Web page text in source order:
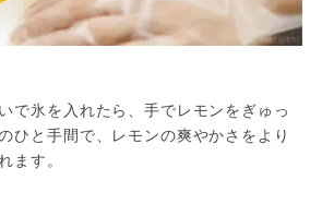
で氷を入れたら、手でレモンをぎゅっ
ひと手間で、レモンの爽やかさをより
ます。